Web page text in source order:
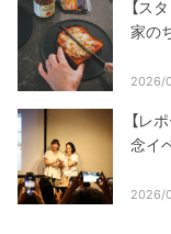
【ス
家の
2026/
【レ
念イ
2026/